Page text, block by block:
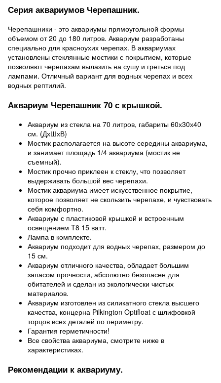
Серия аквариумов Черепашник.
Черепашники - это аквариумы прямоугольной формы
объемом от 20 до 180 литров. Аквариум разработаны
специально для красноухих черепах. В аквариумах
установлены стеклянные мостики с покрытием, которые
позволяют черепахам вылазить на сушу и греться под
лампами. Отличный вариант для водных черепах и всех
водных рептилий.
Аквариум Черепашник 70 с крышкой.
Аквариум из стекла на 70 литров, габариты 60х30х40
см. (ДхШхВ)
Мостик располагается на высоте середины аквариума,
и занимает площадь 1/4 аквариума (мостик не
съемный).
Мостик прочно приклеен к стеклу, что позволяет
выдерживать большой вес черепахи.
Мостик аквариума имеет искусственное покрытие,
которое позволяет не скользить черепахе, и чувствовать
себя комфортно.
Аквариум с пластиковой крышкой и встроенным
освещением T8 15 ватт.
Лампа в комплекте.
Аквариум подходит для водных черепах, размером до
15 см.
Аквариум отличного качества, обладает большим
запасом прочности, абсолютно безопасен для
обитателей и сделан из экологически чистых
материалов.
Аквариум изготовлен из силикатного стекла высшего
качества, концерна Pilkington Optifloat с шлифовкой
торцов всех деталей по периметру.
Гарантия герметичности!
Все свойства аквариума, смотрите ниже в
характеристиках.
Рекомендации к аквариуму.